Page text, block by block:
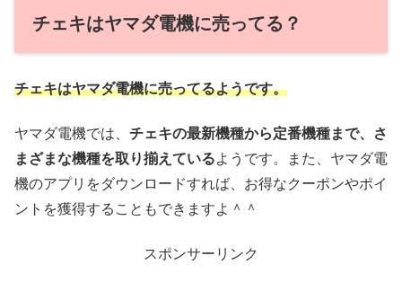
チェキはヤマダ電機に売ってる？
チェキはヤマダ電機に売ってるようです。
ヤマダ電機では、 チェキの最新機種から定番機種まで、さ
まざまな機種を取り揃えているようです。また、ヤマダ電
機のアプリをダウンロードすれば、お得なクーポンやポイ
ントを獲得することもできますよ＾＾
スポンサーリンク